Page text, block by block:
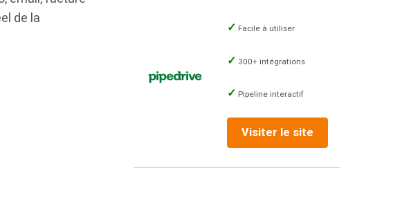
de la
Facile à utiliser
300+ intégrations
Pipeline interactif
Visiter le site